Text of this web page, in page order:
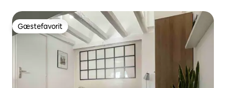
Gæstefavorit
Gæstefavorit